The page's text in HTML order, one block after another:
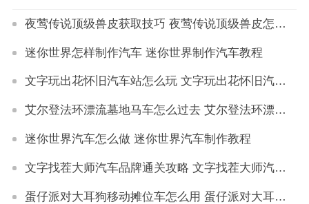
夜莺传说顶级兽皮获取技巧 夜莺传说顶级兽皮怎么获得
迷你世界怎样制作汽车 迷你世界制作汽车教程
文字玩出花怀旧汽车站怎么玩 文字玩出花怀旧汽车站通关技巧
艾尔登法环漂流墓地马车怎么过去 艾尔登法环漂流墓地马车攻略
迷你世界汽车怎么做 迷你世界汽车制作教程
文字找茬大师汽车品牌通关攻略 文字找茬大师汽车品牌如何通关
蛋仔派对大耳狗移动摊位车怎么用 蛋仔派对大耳狗移动摊位车操作指南